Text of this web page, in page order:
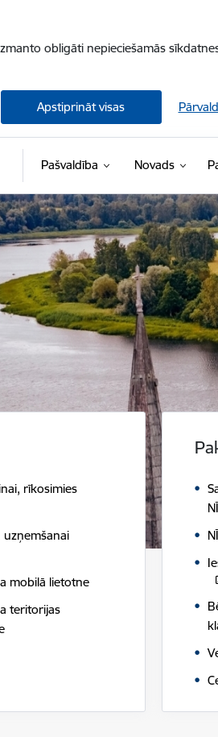
obligāti nepieciešamās
Apstiprināt visas
Pašvaldība Novads
rīkosimies
mobilā lietotne
teritorijas